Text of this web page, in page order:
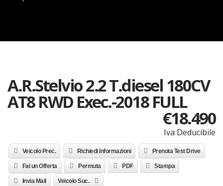
A.R.Stelvio 2.2 T.diesel 180CV
AT8 RWD Exec.-2018 FULL
€18.490
Iva Deducibile
Veicolo Prec. Richiedi Informazioni Prenota Test Drive
Fai un Offerta Permuta PDF Stampa
Invia Mail Veicolo Suc.